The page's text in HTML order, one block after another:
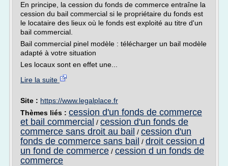
En principe, la cession du fonds de commerce entraîne la
cession du bail commercial si le propriétaire du fonds est
le locataire des lieux où le fonds est exploité au titre d'un
bail commercial.
Bail commercial pinel modèle : télécharger un bail modèle
adapté à votre situation
Les locaux sont en effet une...
Lire la suite
Site : https://www.legalplace.fr
Thèmes liés : cession d'un fonds de commerce
et bail commercial / cession d'un fonds de
commerce sans droit au bail / cession d'un
fonds de commerce sans bail / droit cession d
un fond de commerce / cession d un fonds de
commerce